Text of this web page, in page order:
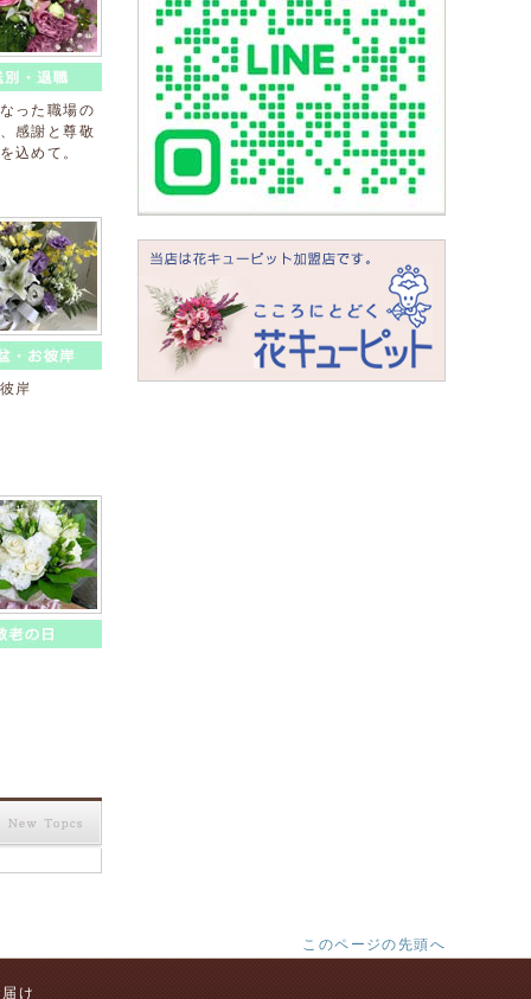
った職場の
感謝と尊敬
込めて。
岸
このページの先頭へ
け